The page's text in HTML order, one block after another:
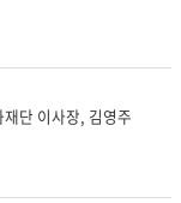
단 이사장, 김영주